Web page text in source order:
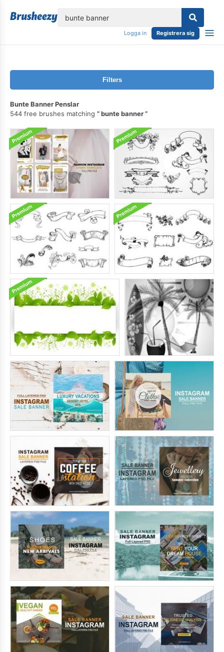
Logga in Registrera sig
Filters
Bunte Banner Penslar
544 free brushes matching
bunte banner